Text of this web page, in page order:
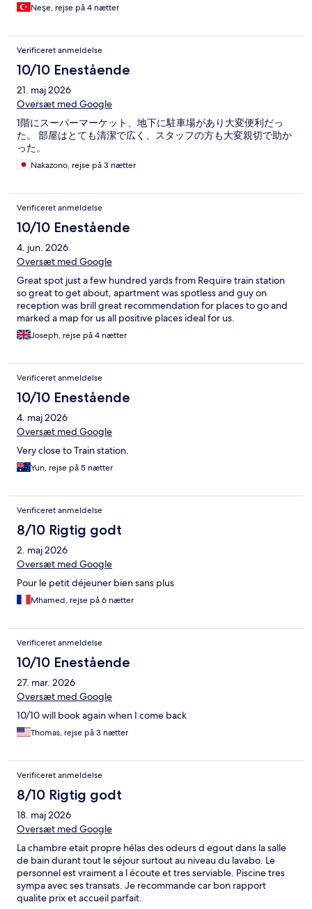
Neşe, rejse på 4 nætter
Verificeret anmeldelse
10/10 Enestående
21. maj 2026
Oversæt med Google
1階にスーパーマーケット、地下に駐車場があり大変便利だっ
た。 部屋はとても清潔で広く、スタッフの方も大変親切で助か
った。
Nakazono, rejse på 3 nætter
Verificeret anmeldelse
10/10 Enestående
4. jun. 2026
Oversæt med Google
Great spot just a few hundred yards from Require train station
so great to get about, apartment was spotless and guy on
reception was brill great recommendation for places to go and
marked a map for us all positive places ideal for us.
Joseph, rejse på 4 nætter
Verificeret anmeldelse
10/10 Enestående
4. maj 2026
Oversæt med Google
Very close to Train station.
Yun, rejse på 5 nætter
Verificeret anmeldelse
8/10 Rigtig godt
2. maj 2026
Oversæt med Google
Pour le petit déjeuner bien sans plus
Mhamed, rejse på 6 nætter
Verificeret anmeldelse
10/10 Enestående
27. mar. 2026
Oversæt med Google
10/10 will book again when I come back
Thomas, rejse på 3 nætter
Verificeret anmeldelse
8/10 Rigtig godt
18. maj 2026
Oversæt med Google
La chambre etait propre hélas des odeurs d egout dans la salle
de bain durant tout le séjour surtout au niveau du lavabo. Le
personnel est vraiment a l écoute et tres serviable. Piscine tres
sympa avec ses transats. Je recommande car bon rapport
qualite prix et accueil parfait.